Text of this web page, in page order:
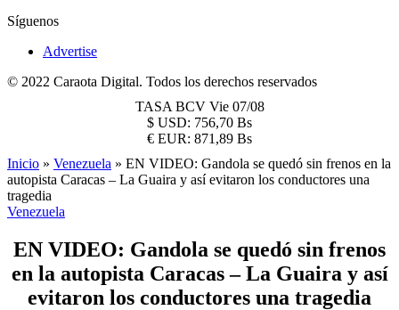
Síguenos
Advertise
© 2022 Caraota Digital. Todos los derechos reservados
TASA BCV Vie 07/08
$ USD: 756,70 Bs
€ EUR: 871,89 Bs
Inicio » Venezuela » EN VIDEO: Gandola se quedó sin frenos en la
autopista Caracas – La Guaira y así evitaron los conductores una
tragedia
Venezuela
EN VIDEO: Gandola se quedó sin frenos
en la autopista Caracas – La Guaira y así
evitaron los conductores una tragedia